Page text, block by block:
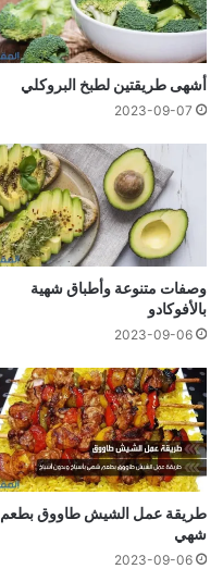
أشهى طريقتين لطبخ البروكلي
2023-09-07
وصفات متنوعة وأطباق شهية
بالأفوكادو
2023-09-06
طريقة عمل الشيش طاووق بطعم
شهي
2023-09-06